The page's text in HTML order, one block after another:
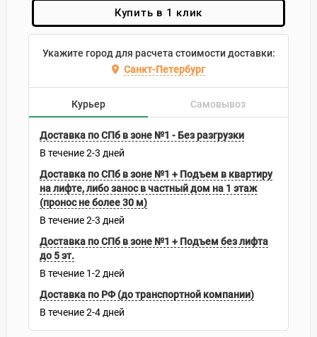
Купить в 1 клик
Укажите город для расчета стоимости доставки:
Санкт-Петербург
Курьер Самовывоз
Доставка по СПб в зоне №1 - Без разгрузки
В течение2-3 дней
Доставка по СПб в зоне №1 + Подъем в квартиру
на лифте, либо занос в частный дом на 1 этаж
(пронос не более 30 м)
В течение2-3 дней
Доставка по СПб в зоне №1 + Подъем без лифта
до 5 эт.
В течение 1-2 дней
Доставка по РФ (до транспортной компании)
В течение2-4 дней